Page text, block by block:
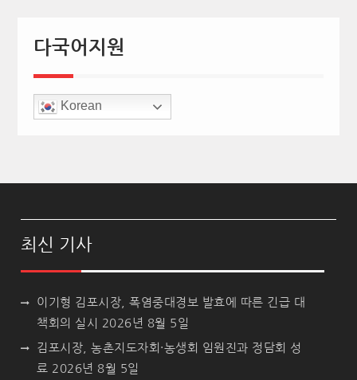
다국어지원
Korean
최신 기사
이기형 김포시장, 폭염중대경보 발효에 따른 긴급 대
책회의 실시
2026년 8월 5일
김포시장, 농촌지도자회·농생회 임원진과 정담회 성
료 2026년 8월 5일